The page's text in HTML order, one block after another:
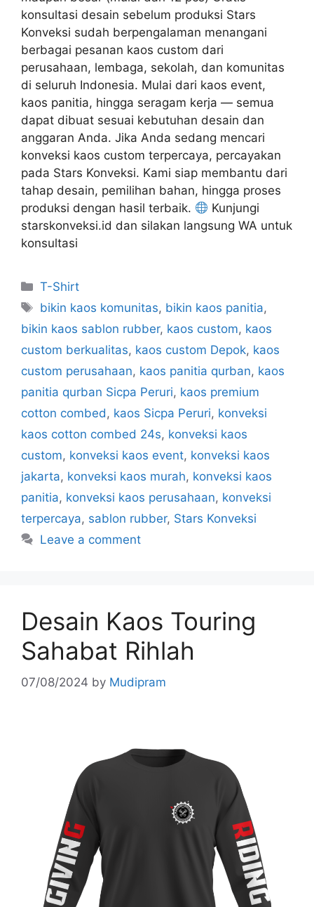
konsultasi desain sebelum produksi Stars
Konveksi sudah berpengalaman menangani
berbagai pesanan kaos custom dari
perusahaan, lembaga, sekolah, dan komunitas
di seluruh Indonesia. Mulai dari kaos event,
kaos panitia, hingga seragam kerja — semua
dapat dibuat sesuai kebutuhan desain dan
anggaran Anda. Jika Anda sedang mencari
konveksi kaos custom terpercaya, percayakan
pada Stars Konveksi. Kami siap membantu dari
tahap desain, pemilihan bahan, hingga proses
produksi dengan hasil terbaik.
Kunjungi
starskonveksi.id dan silakan langsung WA untuk
konsultasi
T-Shirt
bikin kaos komunitas, bikin kaos panitia,
bikin kaos sablon rubber, kaos custom, kaos
custom berkualitas, kaos custom Depok, kaos
custom perusahaan, kaos panitia qurban, kaos
panitia qurban Sicpa Peruri, kaos premium
cotton combed, kaos Sicpa Peruri, konveksi
kaos cotton combed 24s, konveksi kaos
custom, konveksi kaos event, konveksi kaos
jakarta, konveksi kaos murah, konveksi kaos
panitia, konveksi kaos perusahaan, konveksi
terpercaya, sablon rubber, Stars Konveksi
Leave a comment
Desain Kaos Touring
Sahabat Rihlah
07/08/2024 by Mudipram